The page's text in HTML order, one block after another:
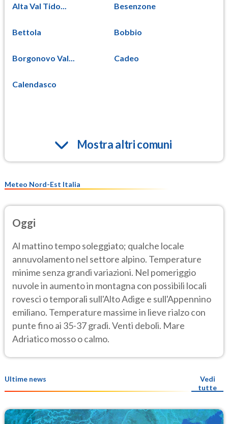
Alta Val Tido... Besenzone
Bettola Bobbio
Borgonovo Val... Cadeo
Calendasco
Mostra altri comuni
Meteo Nord-Est Italia
Oggi
Al mattino tempo soleggiato; qualche locale
annuvolamento nel settore alpino. Temperature
minime senza grandi variazioni. Nel pomeriggio
nuvole in aumento in montagna con possibili locali
rovesci o temporali sull'Alto Adige e sull'Appennino
emiliano. Temperature massime in lieve rialzo con
punte fino ai 35-37 gradi. Venti deboli. Mare
Adriatico mosso o calmo.
Ultime news
Vedi
tutte